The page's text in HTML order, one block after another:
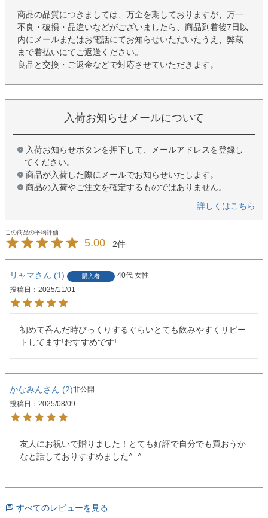
商品の品質につきましては、万全を期しておりますが、万一
不良・破損・品違いなどがございましたら、商品到着後7日以
内にメールまたはお電話にてお知らせいただいたうえ、弊蔵
まで着払いにてご返送ください。
良品と交換・ご返金などで対応させていただきます。
入荷お知らせメールについて
入荷お知らせボタンを押下して、メールアドレスを登録し
てください。
商品が入荷した際にメールでお知らせいたします。
商品の入荷やご注文を確定するものではありません。
詳しくはこちら
5.00 2
リャマ 1 購入者 40代 女性
投稿日
2025/11/01
初めて呑んだ時びっくりするぐらいとても飲みやすくリピー
トしてます!おすすめです!
かなみん 2 非公開
投稿日
2025/08/09
友人にお祝いで贈りました！とても好評で自分でも買おうか
すべてのレビューを見る